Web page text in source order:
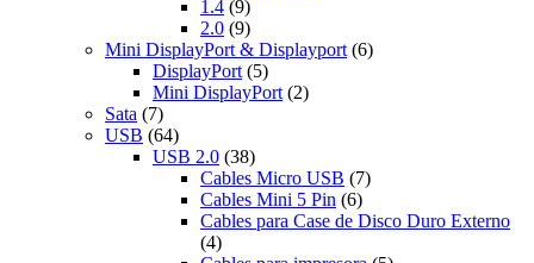
1.4 (9)
2.0 (9)
Mini DisplayPort & Displayport (6)
DisplayPort (5)
Mini DisplayPort (2)
Sata (7)
USB (64)
USB 2.0 (38)
Cables Micro USB (7)
Cables Mini 5 Pin (6)
Cables para Case de Disco Duro Externo
(4)